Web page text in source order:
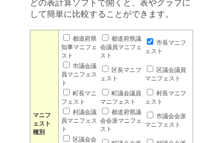
どの表計算ソフトで開くと、表やグラフに
して簡単に比較することができます。
マニフ
ェスト
種別
都道府県
知事マニフェ
スト
都道府県議
会議員マニフェ
スト
市長マニフ
ェスト
市議会議
員マニフェス
ト
区長マニフ
ェスト
区議会議員
マニフェスト
町長マニ
フェスト
町議会議員
マニフェスト
村長マニフ
ェスト
村議会議
員マニフェス
ト
都道府県議
会会派マニフェ
スト
市議会会派
マニフェスト
区議会会